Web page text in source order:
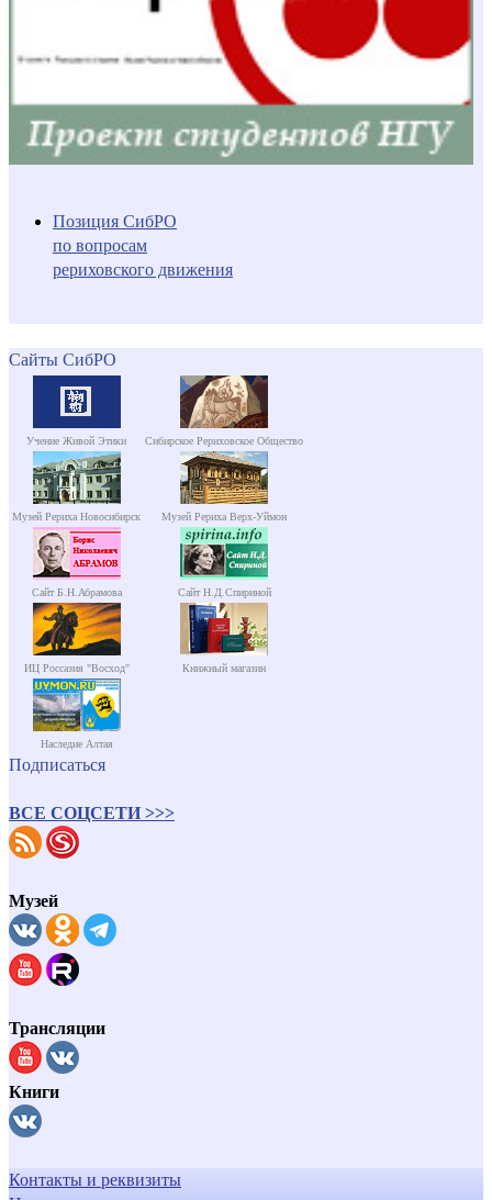
Позиция СибРО
по вопросам
рериховского движения
Сайты СибРО
Учение Живой Этики Сибирское Рериховское Общество
Музей Рериха Новосибирск Музей Рериха Верх-Уймон
Сайт Б.Н.Абрамова Сайт Н.Д.Спириной
ИЦ Россазия "Восход" Книжный магазин
Наследие Алтая
Подписаться
ВСЕ СОЦСЕТИ >>>
Музей
Трансляции
Книги
Контакты и реквизиты